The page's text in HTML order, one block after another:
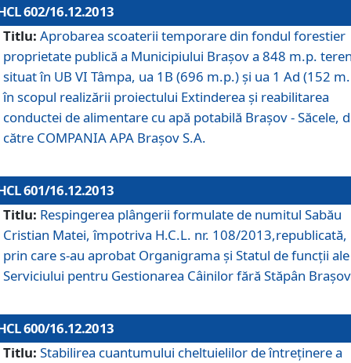
602/16.12.2013
Titlu: Aprobarea scoaterii temporare din fondul forestier
proprietate publică a Municipiului Braşov a 848 m.p.
situat în UB VI Tâmpa, ua 1B (696 m.p.) şi ua 1 Ad (152
în scopul realizării proiectului Extinderea şi reabilitarea
conductei de alimentare cu apă potabilă Braşov - Săcele,
către COMPANIA APA Braşov S.A.
601/16.12.2013
Titlu: Respingerea plângerii formulate de numitul Sabău
Cristian Matei, împotriva H.C.L. nr. 108/2013,republicată,
prin care s-au aprobat Organigrama şi Statul de funcţii ale
Serviciului pentru Gestionarea Câinilor fără Stăpân
600/16.12.2013
Titlu: Stabilirea cuantumului cheltuielilor de întreţinere a